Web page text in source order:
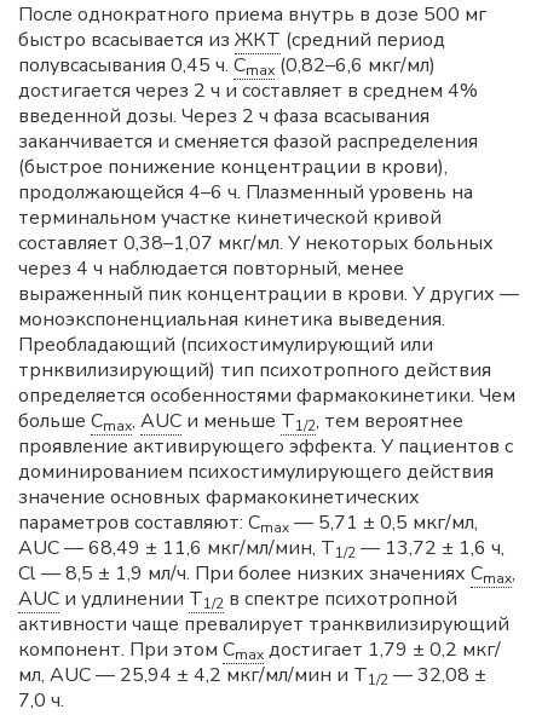
После однократного приема внутрь в дозе 500 мг
быстро всасывается из ЖКТ (средний период
полувсасывания 0,45 ч. Cmax (0,82–6,6 мкг/мл)
достигается через 2 ч и составляет в среднем 4%
введенной дозы. Через 2 ч фаза всасывания
заканчивается и сменяется фазой распределения
(быстрое понижение концентрации в крови),
продолжающейся 4–6 ч. Плазменный уровень на
терминальном участке кинетической кривой
составляет 0,38–1,07 мкг/мл. У некоторых больных
через 4 ч наблюдается повторный, менее
выраженный пик концентрации в крови. У других —
моноэкспоненциальная кинетика выведения.
Преобладающий (психостимулирующий или
трнквилизирующий) тип психотропного действия
определяется особенностями фармакокинетики. Чем
больше Cmax, AUC и меньше T1/2, тем вероятнее
проявление активирующего эффекта. У пациентов с
доминированием психостимулирующего действия
значение основных фармакокинетических
параметров составляют: Cmax — 5,71 ± 0,5 мкг/мл,
AUC — 68,49 ± 11,6 мкг/мл/мин, T1/2 — 13,72 ± 1,6 ч,
Cl — 8,5 ± 1,9 мл/ч. При более низких значениях Cmax,
AUC и удлинении T1/2 в спектре психотропной
активности чаще превалирует транквилизирующий
компонент. При этом Cmax достигает 1,79 ± 0,2 мкг/
мл, AUC — 25,94 ± 4,2 мкг/мл/мин и T1/2 — 32,08 ±
7,0 ч.